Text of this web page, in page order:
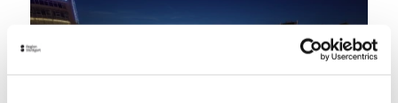
AR­RIVAL BY CAR